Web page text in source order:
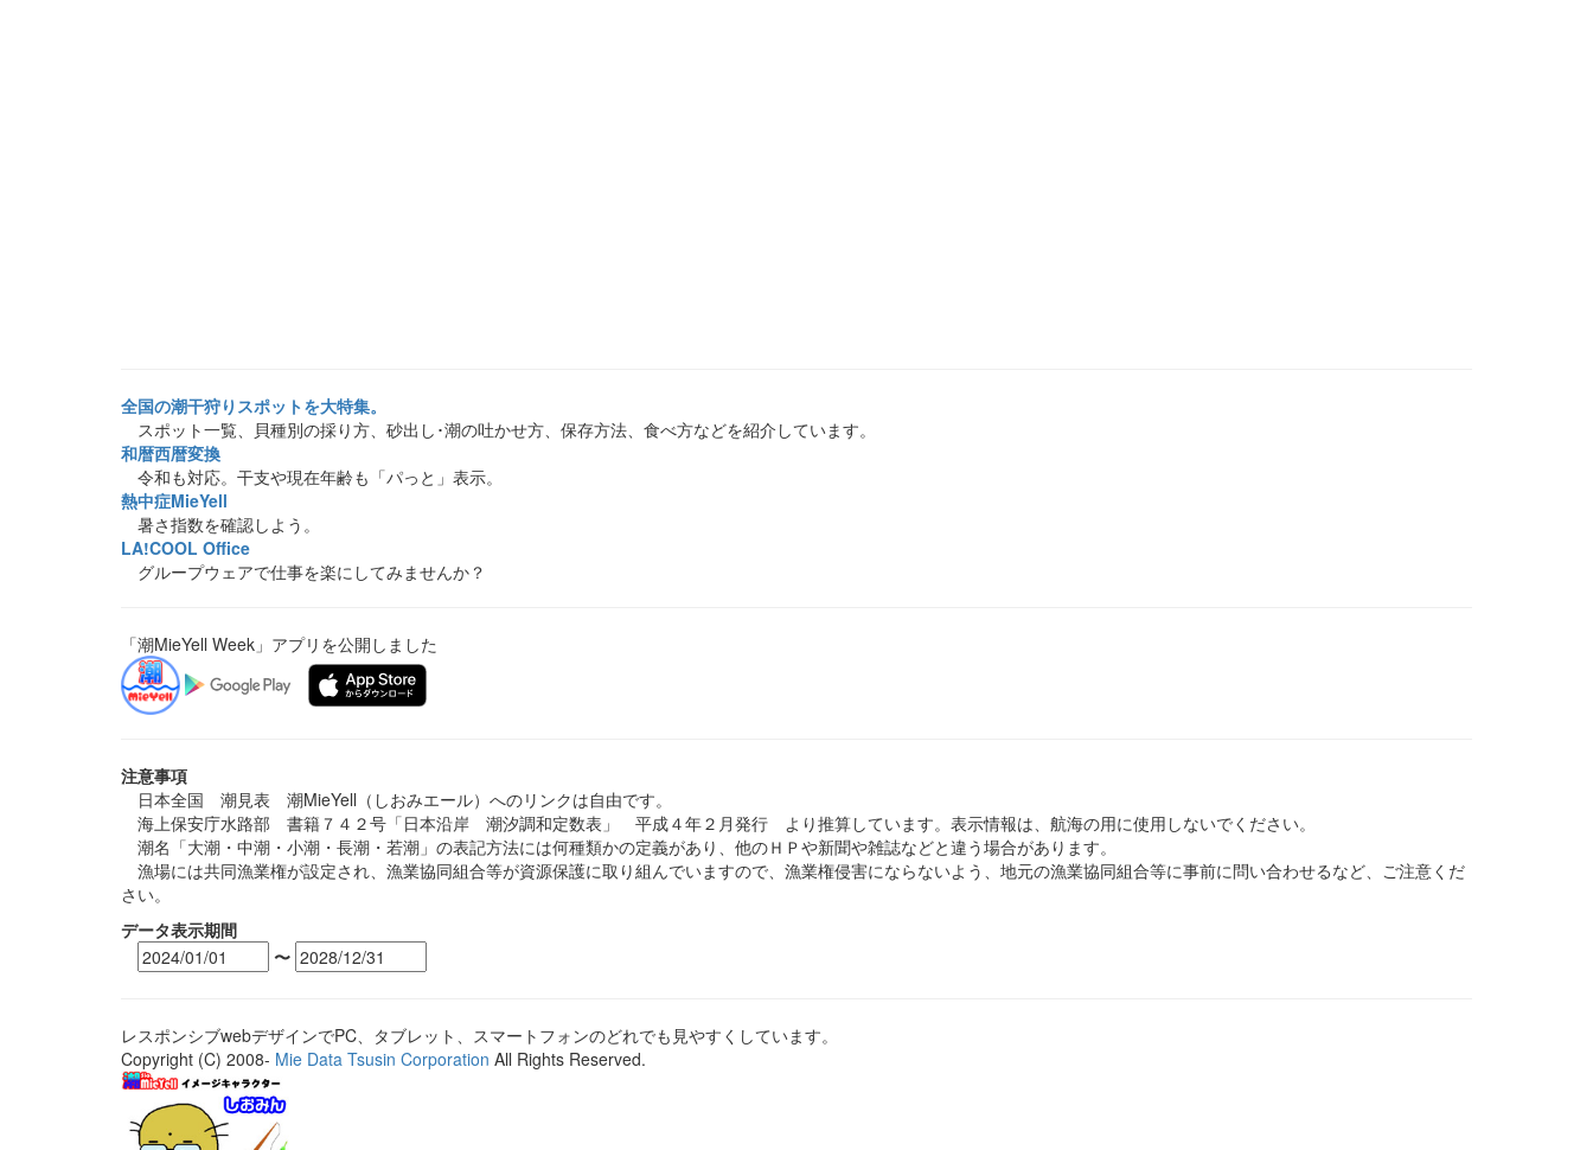
全国の潮干狩りスポットを大特集。
スポット一覧、貝種別の採り方、砂出し･潮の吐かせ方、保存方法、食べ方などを紹介しています。
和暦西暦変換
令和も対応。干支や現在年齢も「パっと」表示。
熱中症MieYell
暑さ指数を確認しよう。
LA!COOL Office
グループウェアで仕事を楽にしてみませんか？
「潮MieYell Week」アプリを公開しました
注意事項
日本全国 潮見表 潮MieYell（しおみエール）へのリンクは自由です。
海上保安庁水路部 書籍７４２号「日本沿岸 潮汐調和定数表」 平成４年２月発行 より推算しています。表示情報は、航海の用に使用しないでください。
潮名「大潮・中潮・小潮・長潮・若潮」の表記方法には何種類かの定義があり、他のＨＰや新聞や雑誌などと違う場合があります。
漁場には共同漁業権が設定され、漁業協同組合等が資源保護に取り組んでいますので、漁業権侵害にならないよう、地元の漁業協同組合等に事前に問い合わせるなど、ご注意くだ
さい。
データ表示期間
〜
レスポンシブwebデザインでPC、タブレット、スマートフォンのどれでも見やすくしています。
Copyright (C) 2008- Mie Data Tsusin Corporation All Rights Reserved.